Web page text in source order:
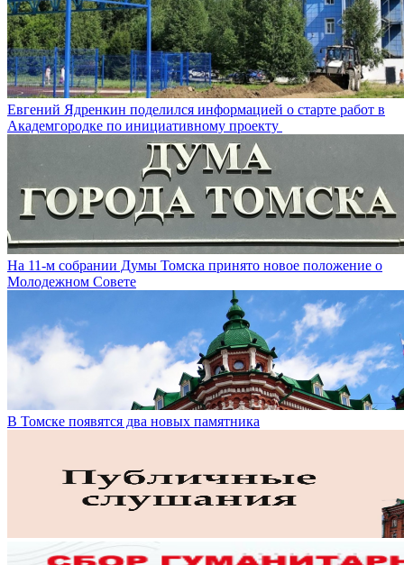
Евгений Ядренкин поделился информацией о старте работ в
Академгородке по инициативному проекту
На 11-м собрании Думы Томска принято новое положение о
Молодежном Совете
В Томске появятся два новых памятника